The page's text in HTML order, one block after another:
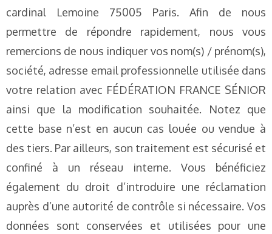
cardinal Lemoine 75005 Paris. Afin de nous
permettre de répondre rapidement, nous vous
remercions de nous indiquer vos nom(s) / prénom(s),
société, adresse email professionnelle utilisée dans
votre relation avec FÉDÉRATION FRANCE SÉNIOR
ainsi que la modification souhaitée. Notez que
cette base n’est en aucun cas louée ou vendue à
des tiers. Par ailleurs, son traitement est sécurisé et
confiné à un réseau interne. Vous bénéficiez
également du droit d’introduire une réclamation
auprès d’une autorité de contrôle si nécessaire. Vos
données sont conservées et utilisées pour une